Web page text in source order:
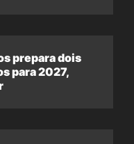
prepara dois
para 2027,